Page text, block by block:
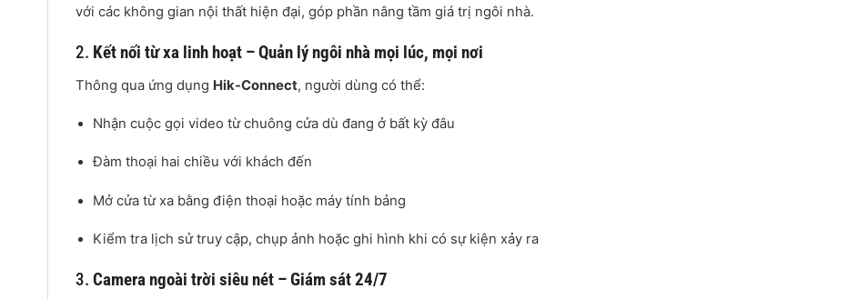
với các không gian nội thất hiện đại, góp phần nâng tầm giá trị ngôi nhà.
2. Kết nối từ xa linh hoạt – Quản lý ngôi nhà mọi lúc, mọi nơi
Thông qua ứng dụng Hik-Connect, người dùng có thể:
Nhận cuộc gọi video từ chuông cửa dù đang ở bất kỳ đâu
Đàm thoại hai chiều với khách đến
Mở cửa từ xa bằng điện thoại hoặc máy tính bảng
Kiểm tra lịch sử truy cập, chụp ảnh hoặc ghi hình khi có sự kiện xảy ra
3. Camera ngoài trời siêu nét – Giám sát 24/7